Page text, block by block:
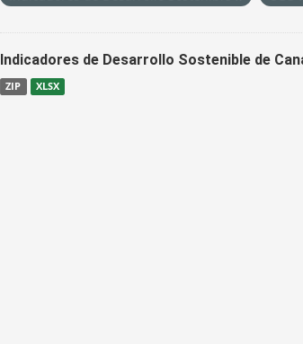
Indicadores de Desarrollo Sostenible de
ZIP XLSX